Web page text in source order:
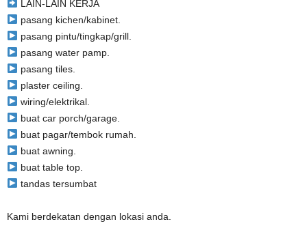
LAIN-LAIN KERJA
pasang kichen/kabinet.
pasang pintu/tingkap/grill.
pasang water pamp.
pasang tiles.
plaster ceiling.
wiring/elektrikal.
buat car porch/garage.
buat pagar/tembok rumah.
buat awning.
buat table top.
tandas tersumbat
Kami berdekatan dengan lokasi anda.